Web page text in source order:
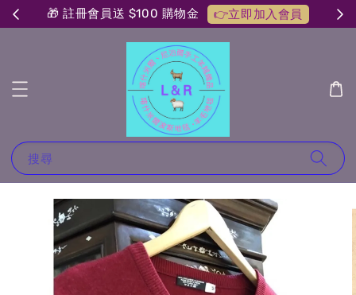
🎁 註冊會員送 $100 購物金 👉立即加入會員
搜尋